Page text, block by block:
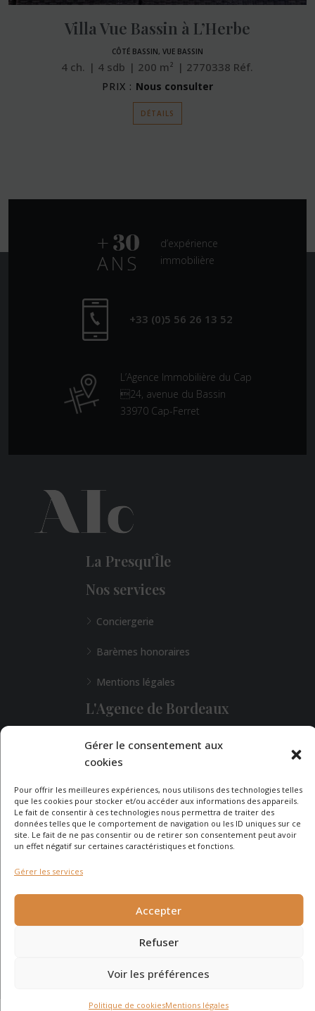
Gérer le consentement aux
cookies
Pour offrir les meilleures expériences, nous utilisons des technologies telles
que les cookies pour stocker et/ou accéder aux informations des appareils.
Le fait de consentir à ces technologies nous permettra de traiter des
données telles que le comportement de navigation ou les ID uniques sur ce
site. Le fait de ne pas consentir ou de retirer son consentement peut avoir
un effet négatif sur certaines caractéristiques et fonctions.
Gérer les services
Accepter
Refuser
Voir les préférences
Politique de cookiesMentions légales
Villa Vue Bassin à L’Herbe
CÔTÉ BASSIN, VUE BASSIN
4 ch. 4 sdb 200 m² 2770338 Réf.
PRIX : Nous consulter
DÉTAILS
d’expérience
immobilière
+33 (0)5 56 26 13 52
L’Agence Immobilière du Cap
24, avenue du Bassin
33970 Cap-Ferret
La Presqu'Île
Nos services
Conciergerie
Barèmes honoraires
Mentions légales
L'Agence de Bordeaux
Une demande particulière ?
CONTACTEZ-NOUS
et Chocolatine Studio